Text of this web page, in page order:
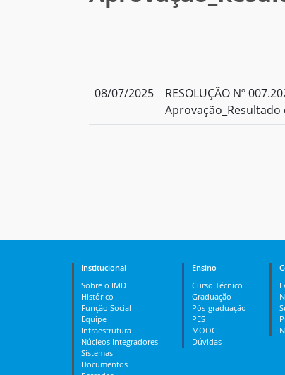
08/07/2025
RESOLUÇÃO Nº
Institucional
Sobre o IMD
Histórico
Função Social
Equipe
Infraestrutura
Núcleos Integradores
Sistemas
Documentos
Ensino
Curso Técnico
Graduação
Pós-graduação
PES
MOOC
Dúvidas